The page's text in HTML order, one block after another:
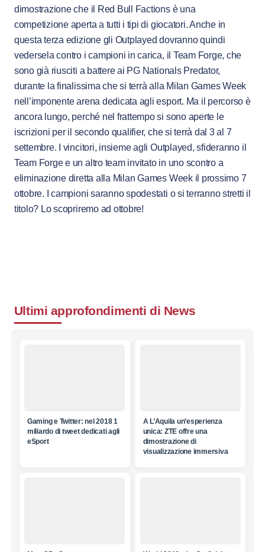
dimostrazione che il Red Bull Factions è una
competizione aperta a tutti i tipi di giocatori. Anche in
questa terza edizione gli Outplayed dovranno quindi
vedersela contro i campioni in carica, il Team Forge, che
sono già riusciti a battere ai PG Nationals Predator,
durante la finalissima che si terrà alla Milan Games Week
nell’imponente arena dedicata agli esport. Ma il percorso è
ancora lungo, perché nel frattempo si sono aperte le
iscrizioni per il secondo qualifier, che si terrà dal 3 al 7
settembre. I vincitori, insieme agli Outplayed, sfideranno il
Team Forge e un altro team invitato in uno scontro a
eliminazione diretta alla Milan Games Week il prossimo 7
ottobre. I campioni saranno spodestati o si terranno stretti il
titolo? Lo scopriremo ad ottobre!
Ultimi approfondimenti di News
Gaming e Twitter: nel 2018 1
miliardo di tweet dedicati agli
eSport
A L’Aquila un’esperienza
unica: ZTE offre una
dimostrazione di
visualizzazione immersiva